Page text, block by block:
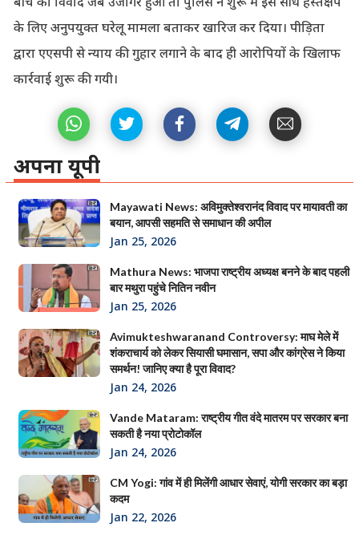
के लिए अनुपयुक्त घरेलू मामला बताकर खारिज कर दिया। पीड़िता
द्वारा एएसपी से न्याय की गुहार लगाने के बाद ही आरोपियों के खिलाफ
कार्रवाई शुरू की गयी।
अपना यूपी
Mayawati News: अविमुक्तेश्वरानंद विवाद पर मायावती का
बयान, आपसी सहमति से समाधान की अपील
Jan 25, 2026
Mathura News: भाजपा राष्ट्रीय अध्यक्ष बनने के बाद पहली
बार मथुरा पहुंचे नितिन नवीन
Jan 25, 2026
Avimukteshwaranand Controversy: माघ मेले में
शंकराचार्य को लेकर सियासी घमासान, सपा और कांग्रेस ने किया
समर्थन! जानिए क्या है पूरा विवाद?
Jan 24, 2026
Vande Mataram: राष्ट्रीय गीत वंदे मातरम पर सरकार बना
सकती है नया प्रोटोकॉल
Jan 24, 2026
CM Yogi: गांव में ही मिलेंगी आधार सेवाएं, योगी सरकार का बड़ा
कदम
Jan 22, 2026